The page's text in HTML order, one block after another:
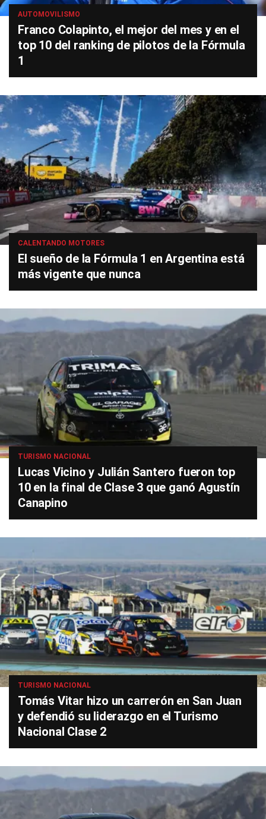
AUTOMOVILISMO
Franco Colapinto, el mejor del mes y en el
top 10 del ranking de pilotos de la Fórmula
1
CALENTANDO MOTORES
El sueño de la Fórmula 1 en Argentina está
más vigente que nunca
TURISMO NACIONAL
Lucas Vicino y Julián Santero fueron top
10 en la final de Clase 3 que ganó Agustín
Canapino
TURISMO NACIONAL
Tomás Vitar hizo un carrerón en San Juan
y defendió su liderazgo en el Turismo
Nacional Clase 2